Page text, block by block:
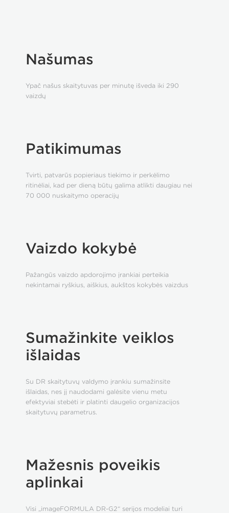
Našumas
Ypač našus skaitytuvas per minutę išveda iki 290
vaizdų
Patikimumas
Tvirti, patvarūs popieriaus tiekimo ir perkėlimo
ritinėliai, kad per dieną būtų galima atlikti daugiau nei
70 000 nuskaitymo operacijų
Vaizdo kokybė
Pažangūs vaizdo apdorojimo įrankiai perteikia
nekintamai ryškius, aiškius, aukštos kokybės vaizdus
Sumažinkite veiklos
išlaidas
Su DR skaitytuvų valdymo įrankiu sumažinsite
išlaidas, nes jį naudodami galėsite vienu metu
efektyviai stebėti ir platinti daugelio organizacijos
skaitytuvų parametrus.
Mažesnis poveikis
aplinkai
Visi „imageFORMULA DR-G2“ serijos modeliai turi